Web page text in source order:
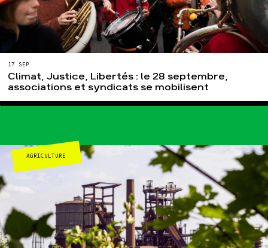
17 SEP
Climat, Justice, Libertés : le 28 septembre,
associations et syndicats se mobilisent
AGRICULTURE